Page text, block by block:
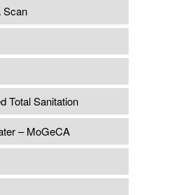
Scan
Total Sanitation
– MoGeCA